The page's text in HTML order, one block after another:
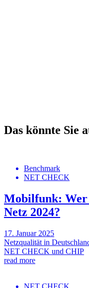
Das könnte Sie
Benchmark
NET CHECK
Mobilfunk: Wer
Netz 2024?
17. Januar 2025
Netzqualität in
NET CHECK und CHIP
read more
NET CHECK